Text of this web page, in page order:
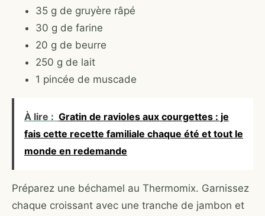
35 g de gruyère râpé
30 g de farine
20 g de beurre
250 g de lait
1 pincée de muscade
À lire : Gratin de ravioles aux courgettes : je
fais cette recette familiale chaque été et tout le
monde en redemande
Préparez une béchamel au Thermomix. Garnissez
chaque croissant avec une tranche de jambon et